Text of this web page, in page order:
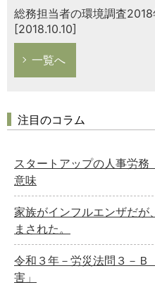
総務担当者の環境調査
[2018.10.10]
一覧へ
注目のコラム
スタートアップの人事労
意味
家族がインフルエンザだが
まされた。
令和３年－労災法問３－Ｂ
害」